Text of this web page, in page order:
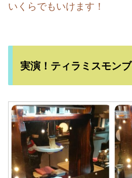
いくらでもいけます！
実演！ティラミスモン